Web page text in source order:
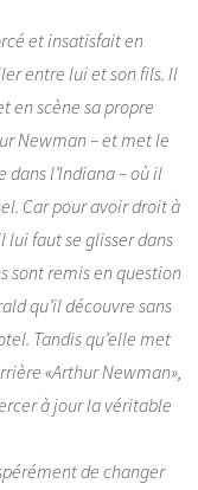
et insatisfait en
entre lui et son fils. Il
en scène sa propre
Newman – et met le
dans l’Indiana – où il
Car pour avoir droit à
lui faut se glisser dans
sont remis en question
qu’il découvre sans
Tandis qu’elle met
«Arthur Newman»,
à jour la véritable
de changer